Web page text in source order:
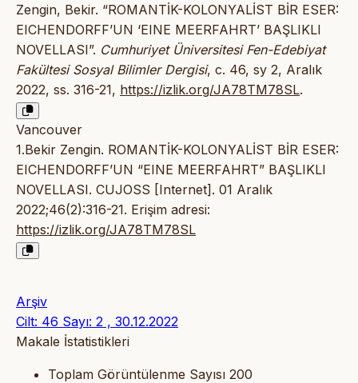
Zengin, Bekir. “ROMANTİK-KOLONYALİST BİR ESER:
EICHENDORFF’UN ‘EINE MEERFAHRT’ BAŞLIKLI
NOVELLASI”. Cumhuriyet Üniversitesi Fen-Edebiyat
Fakültesi Sosyal Bilimler Dergisi, c. 46, sy 2, Aralık
2022, ss. 316-21, https://izlik.org/JA78TM78SL.
Vancouver
1.Bekir Zengin. ROMANTİK-KOLONYALİST BİR ESER:
EICHENDORFF’UN “EINE MEERFAHRT” BAŞLIKLI
NOVELLASI. CUJOSS [Internet]. 01 Aralık
2022;46(2):316-21. Erişim adresi:
https://izlik.org/JA78TM78SL
Arşiv
Cilt: 46 Sayı: 2 , 30.12.2022
Makale İstatistikleri
Toplam Görüntülenme Sayısı 200